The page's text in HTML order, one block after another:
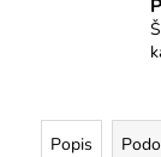
Popis